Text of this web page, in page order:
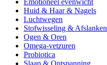
Emotioneel evenwicht
Huid & Haar & Nagels
Luchtwegen
Stofwisseling & Afslanken
Ogen & Oren
Omega-vetzuren
Probiotica
Slaap & Ontspanning